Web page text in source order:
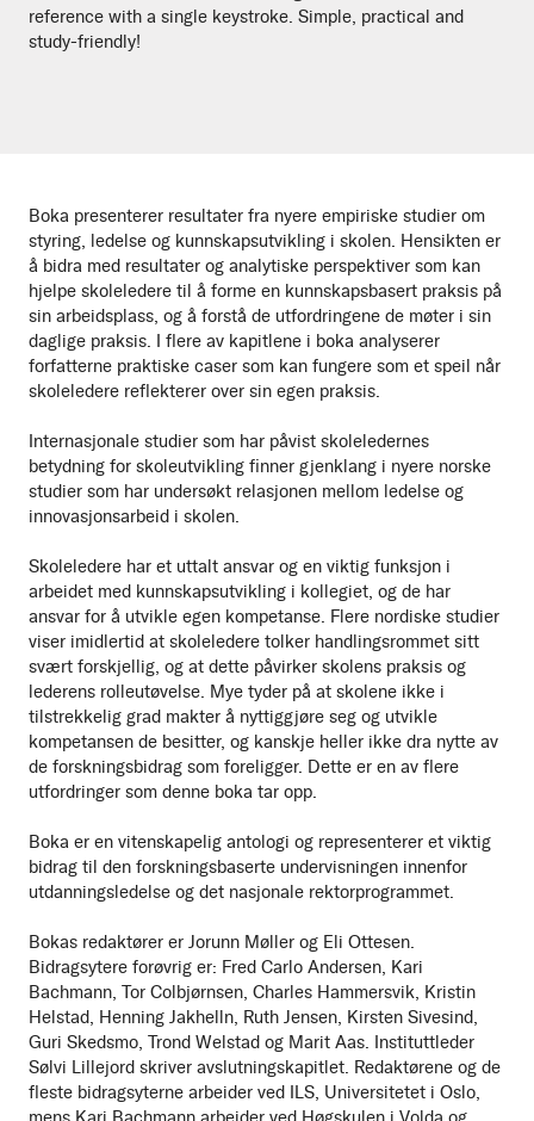
Boka presenterer resultater fra nyere empiriske studier om
styring, ledelse og kunnskapsutvikling i skolen. Hensikten er
å bidra med resultater og analytiske perspektiver som kan
hjelpe skoleledere til å forme en kunnskapsbasert praksis på
sin arbeidsplass, og å forstå de utfordringene de møter i sin
daglige praksis. I flere av kapitlene i boka analyserer
forfatterne praktiske caser som kan fungere som et speil når
skoleledere reflekterer over sin egen praksis.
Internasjonale studier som har påvist skoleledernes
betydning for skoleutvikling finner gjenklang i nyere norske
studier som har undersøkt relasjonen mellom ledelse og
innovasjonsarbeid i skolen.
Skoleledere har et uttalt ansvar og en viktig funksjon i
arbeidet med kunnskapsutvikling i kollegiet, og de har
ansvar for å utvikle egen kompetanse. Flere nordiske studier
viser imidlertid at skoleledere tolker handlingsrommet sitt
svært forskjellig, og at dette påvirker skolens praksis og
lederens rolleutøvelse. Mye tyder på at skolene ikke i
tilstrekkelig grad makter å nyttiggjøre seg og utvikle
kompetansen de besitter, og kanskje heller ikke dra nytte av
de forskningsbidrag som foreligger. Dette er en av flere
utfordringer som denne boka tar opp.
Boka er en vitenskapelig antologi og representerer et viktig
bidrag til den forskningsbaserte undervisningen innenfor
utdanningsledelse og det nasjonale rektorprogrammet.
Bokas redaktører er Jorunn Møller og Eli Ottesen.
Bidragsytere forøvrig er: Fred Carlo Andersen, Kari
Bachmann, Tor Colbjørnsen, Charles Hammersvik, Kristin
Helstad, Henning Jakhelln, Ruth Jensen, Kirsten Sivesind,
Guri Skedsmo, Trond Welstad og Marit Aas. Instituttleder
Sølvi Lillejord skriver avslutningskapitlet. Redaktørene og de
fleste bidragsyterne arbeider ved ILS, Universitetet i Oslo,
reference with a single keystroke. Simple, practical and
study-friendly!